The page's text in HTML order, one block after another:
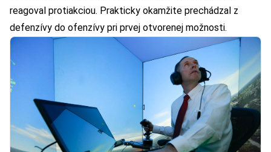
reagoval protiakciou. Prakticky okamžite prechádzal z
defenzívy do ofenzívy pri prvej otvorenej možnosti.